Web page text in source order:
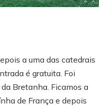
a uma das catedrais
é gratuita. Foi
Bretanha. Ficamos a
de França e depois